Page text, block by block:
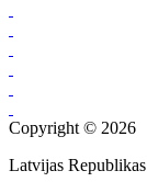
Copyright © 2026
Latvijas